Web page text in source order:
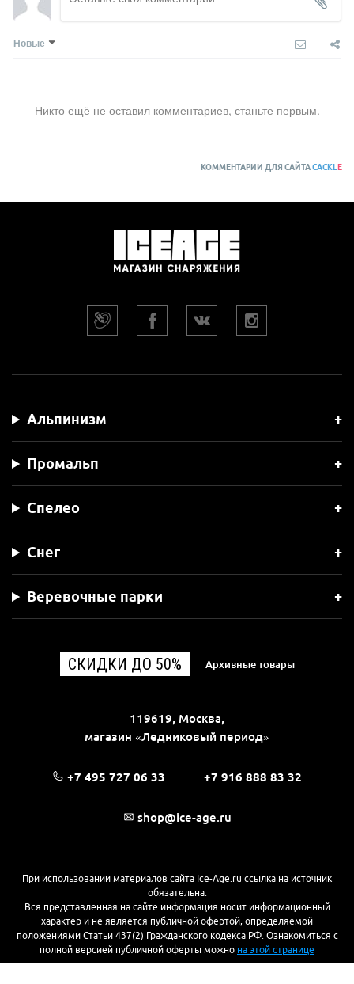
Новые
Никто ещё не оставил комментариев, станьте первым.
КОММЕНТАРИИ ДЛЯ САЙТАCACKLE
Альпинизм
Промальп
Спелео
Снег
Веревочные парки
СКИДКИ ДО 50% Архивные товары
119619, Москва,
магазин «Ледниковый период»
+7 495 727 06 33 +7 916 888 83 32
shop@ice-age.ru
При использовании материалов сайта Ice-Age.ru ссылка на источник
обязательна.
Вся представленная на сайте информация носит информационный
характер и не является публичной офертой, определяемой
положениями Статьи 437(2) Гражданского кодекса РФ. Ознакомиться с
полной версией публичной оферты можно на этой странице